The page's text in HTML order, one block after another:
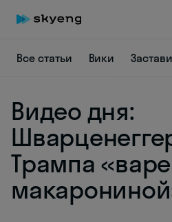
Все статьи Вики
Видео дня:
Трампа
online